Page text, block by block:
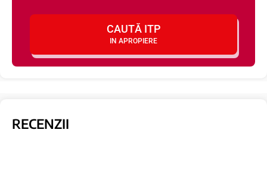
CAUTĂ ITP
IN APROPIERE
RECENZII